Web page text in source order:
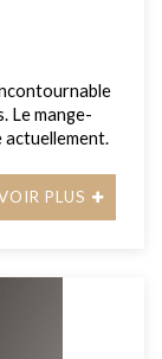
Le mange-
actuellement.
PLUS